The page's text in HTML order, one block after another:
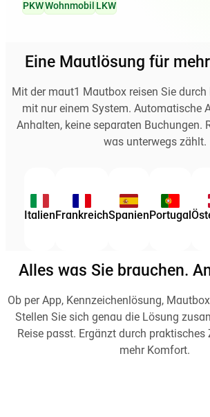
PKWWohnmobil LKW
Eine Mautlösung für
Mit der maut1 Mautbox reisen Sie
mit nur einem System. Automatische
Anhalten, keine separaten Buchungen.
was unterwegs zählt.
Italien FrankreichSpanien Portugal
Alles was Sie brauchen.
Ob per App, Kennzeichenlösung,
Stellen Sie sich genau die Lösung
Reise passt. Ergänzt durch praktisches
mehr Komfort.